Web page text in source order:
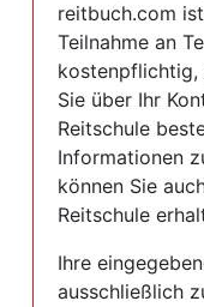
reitbuch.com
Teilnahme an
kostenpflichtig,
Sie über Ihr
Reitschule
Informationen
können Sie
Reitschule
Ihre
ausschließlich